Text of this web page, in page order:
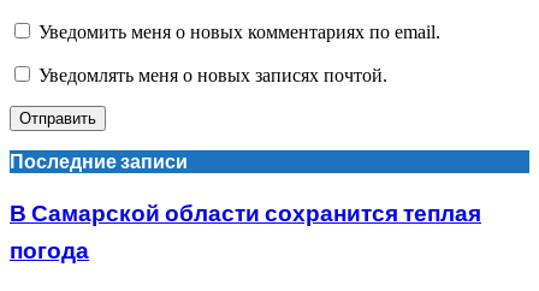
Уведомить меня о новых комментариях по email.
Уведомлять меня о новых записях почтой.
Последние записи
В Самарской области сохранится теплая
погода